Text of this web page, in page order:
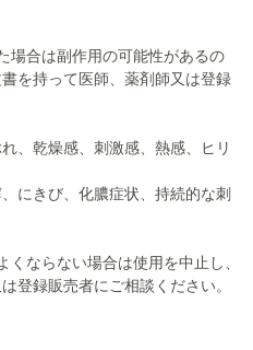
場合は副作用の可能性があるの
を持って医師、薬剤師又は登録
、乾燥感、刺激感、熱感、ヒリ
にきび、化膿症状、持続的な刺
ならない場合は使用を中止し、
登録販売者にご相談ください。